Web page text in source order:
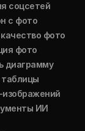
соцсетей
с фото
фото
фото
диаграмму
ИИ